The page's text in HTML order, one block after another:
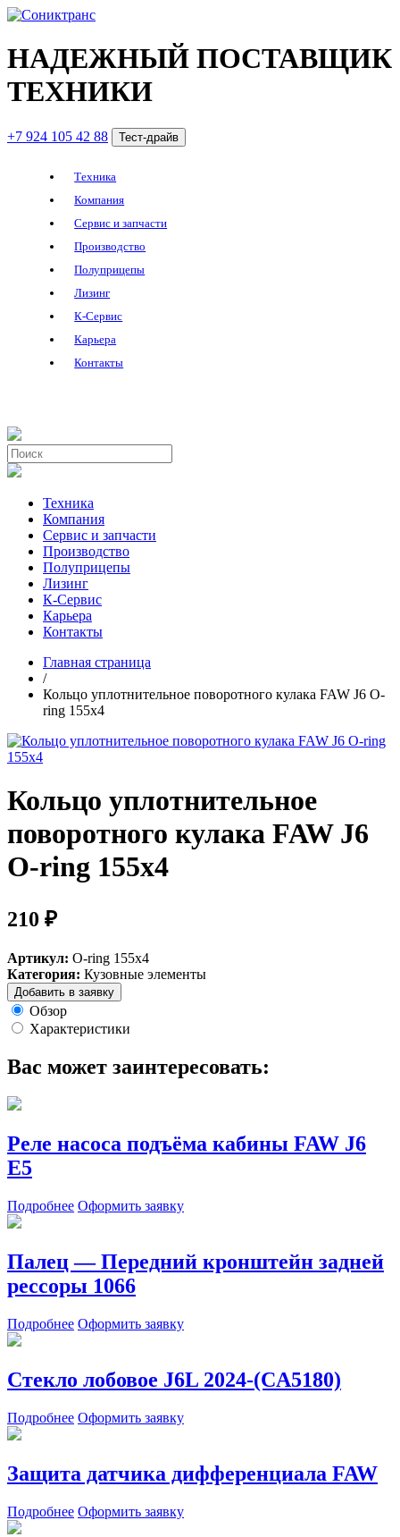
НАДЕЖНЫЙ ПОСТАВЩИК
ТЕХНИКИ
+7 924 105 42 88 Тест-драйв
Техника
Компания
Сервис и запчасти
Производство
Полуприцепы
Лизинг
К-Сервис
Карьера
Контакты
Техника
Компания
Сервис и запчасти
Производство
Полуприцепы
Лизинг
К-Сервис
Карьера
Контакты
Главная страница
/
Кольцо уплотнительное поворотного кулака FAW J6 O-
ring 155х4
Кольцо уплотнительное
поворотного кулака FAW J6
O-ring 155х4
210 ₽
Артикул: O-ring 155х4
Категория: Кузовные элементы
Добавить в заявку
Обзор
Характеристики
Вас может заинтересовать:
Реле насоса подъёма кабины FAW J6
E5
Подробнее Оформить заявку
Палец — Передний кронштейн задней
рессоры 1066
Подробнее Оформить заявку
Стекло лобовое J6L 2024-(CA5180)
Подробнее Оформить заявку
Защита датчика дифференциала FAW
Подробнее Оформить заявку